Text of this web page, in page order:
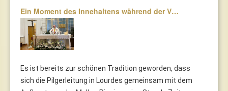
Ein Moment des Innehaltens während der V…
Es ist bereits zur schönen Tradition geworden, dass
sich die Pilgerleitung in Lourdes gemeinsam mit dem